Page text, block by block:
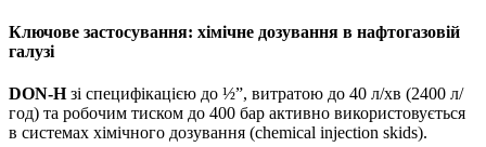
Ключове застосування: хімічне дозування в нафтогазовій
галузі
DON-Hзі специфікацією до ½”, витратою до 40 л/хв (2400 л/
год) та робочим тиском до 400 бар активно використовується
в системах хімічного дозування (chemical injection skids).